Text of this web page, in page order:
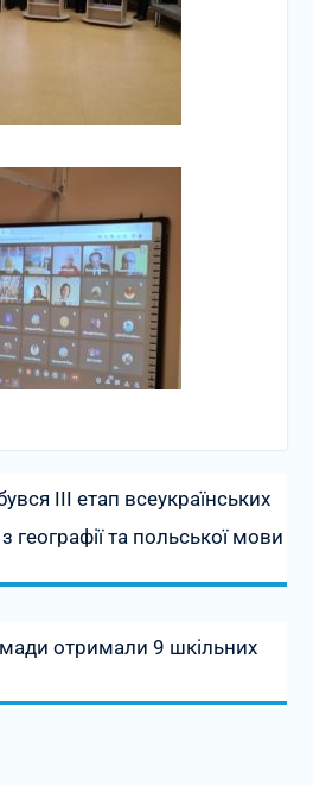
ІІІ етап всеукраїнських
географії та польської мови
отримали 9 шкільних